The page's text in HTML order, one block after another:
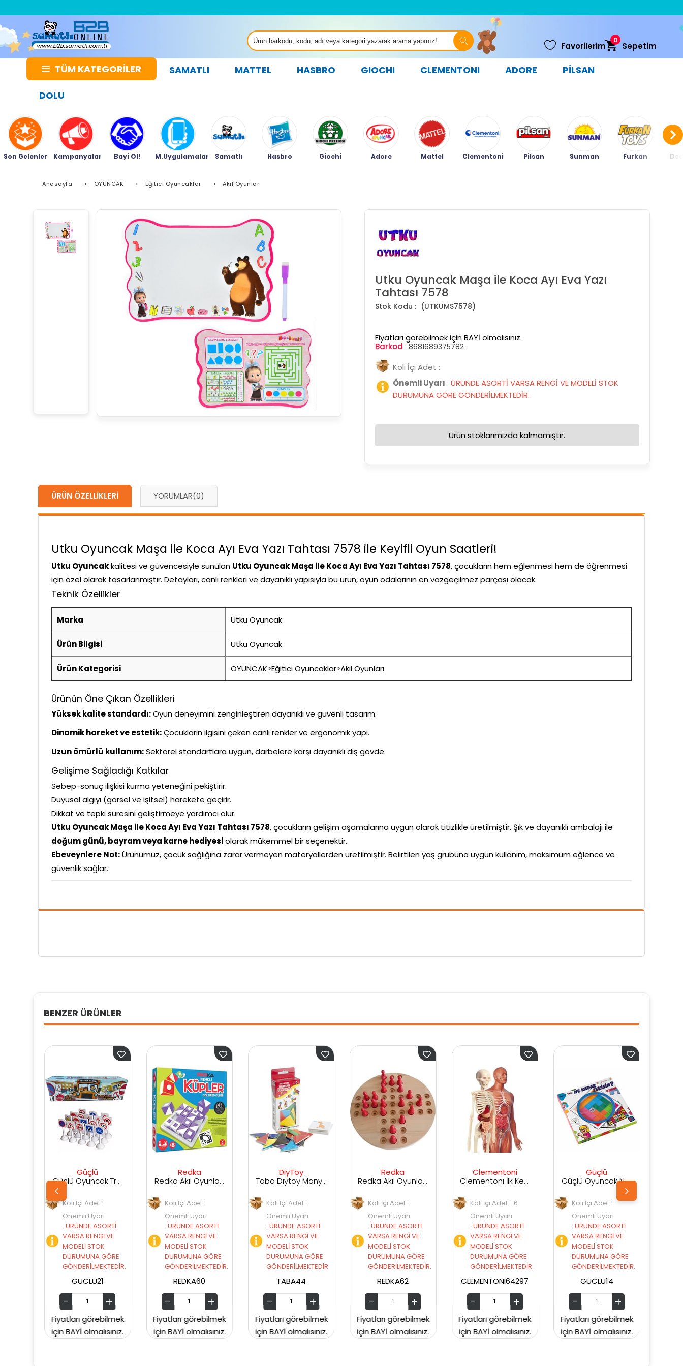
Sepetim
0
TÜM KATEGORİLER SAMATLI MATTEL HASBRO GIOCHI CLEMENTONI ADORE
PİLSAN
DOLU
Favorilerim
Son Gelenler Kampanyalar Bayi Ol! M.Uygulamalar Samatlı Hasbro Giochi Adore Mattel Clementoni Pilsan Sunman Furkan
Anasayfa > OYUNCAK > Eğitici Oyuncaklar > Akıl Oyunları
Utku Oyuncak Maşa ile Koca Ayı Eva Yazı
Tahtası 7578
(UTKUMS7578)
Fiyatları görebilmek için BAYİ olmalısınız.
Barkod : 8681689375782
Koli İçi Adet :
Önemli Uyarı : ÜRÜNDE ASORTİ VARSA RENGİ VE MODELİ STOK
DURUMUNA GÖRE GÖNDERİLMEKTEDİR.
Ürün stoklarımızda kalmamıştır.
ÜRÜN ÖZELLIKLERI YORUMLAR(0)
Utku Oyuncak Maşa ile Koca Ayı Eva Yazı Tahtası 7578 ile Keyifli Oyun Saatleri!
Utku Oyuncakkalitesi ve güvencesiyle sunulan Utku Oyuncak Maşa ile Koca Ayı Eva Yazı Tahtası 7578, çocukların hem eğlenmesi hem de öğrenmesi
için özel olarak tasarlanmıştır. Detayları, canlı renkleri ve dayanıklı yapısıyla bu ürün, oyun odalarının en vazgeçilmez parçası olacak.
Teknik Özellikler
Marka Utku Oyuncak
Ürün Bilgisi Utku Oyuncak
Ürün Kategorisi OYUNCAK>Eğitici Oyuncaklar>Akıl Oyunları
Ürünün Öne Çıkan Özellikleri
Yüksek kalite standardı:Oyun deneyimini zenginleştiren dayanıklı ve güvenli tasarım.
Dinamik hareket ve estetik:Çocukların ilgisini çeken canlı renkler ve ergonomik yapı.
Uzun ömürlü kullanım:Sektörel standartlara uygun, darbelere karşı dayanıklı dış gövde.
Gelişime Sağladığı Katkılar
Sebep-sonuç ilişkisi kurma yeteneğini pekiştirir.
Duyusal algıyı (görsel ve işitsel) harekete geçirir.
Dikkat ve tepki süresini geliştirmeye yardımcı olur.
Utku Oyuncak Maşa ile Koca Ayı Eva Yazı Tahtası 7578, çocukların gelişim aşamalarına uygun olarak titizlikle üretilmiştir. Şık ve dayanıklı ambalajı ile
doğum günü, bayram veya karne hediyesiolarak mükemmel bir seçenektir.
Ebeveynlere Not:Ürünümüz, çocuk sağlığına zarar vermeyen materyallerden üretilmiştir. Belirtilen yaş grubuna uygun kullanım, maksimum eğlence ve
güvenlik sağlar.
BENZER ÜRÜNLER
Güçlü Oyuncak Trafik İşaretleri
RENGİ VE
görebilmek
olmalısınız.
Redka Akıl Oyunları Renkli Küpler
Koli İçi Adet :
Önemli Uyarı
:ÜRÜNDE ASORTİ
VARSA RENGİ VE
MODELİ STOK
DURUMUNA GÖRE
GÖNDERİLMEKTEDİR.
Fiyatları görebilmek
için BAYİ olmalısınız.
Taba Diytoy Manyetik Zeka Oyunu Tangram
Koli İçi Adet :
Önemli Uyarı
:ÜRÜNDE ASORTİ
VARSA RENGİ VE
MODELİ STOK
DURUMUNA GÖRE
GÖNDERİLMEKTEDİR.
Fiyatları görebilmek
için BAYİ olmalısınız.
Redka Akıl Oyunları Solo Test
Koli İçi Adet :
Önemli Uyarı
:ÜRÜNDE ASORTİ
VARSA RENGİ VE
MODELİ STOK
DURUMUNA GÖRE
GÖNDERİLMEKTEDİR.
Fiyatları görebilmek
için BAYİ olmalısınız.
Clementoni İlk Keşiflerim İnsan Anatomisi 64297
Koli İçi Adet : 6
Önemli Uyarı
:ÜRÜNDE ASORTİ
VARSA RENGİ VE
MODELİ STOK
DURUMUNA GÖRE
GÖNDERİLMEKTEDİR.
CLEMENTONI64297
Fiyatları görebilmek
için BAYİ olmalısınız.
Koli İçi Adet :
Önemli Uyarı
:ÜRÜNDE ASORTİ
VARSA RENGİ VE
MODELİ STOK
DURUMUNA GÖRE
GÖNDERİLMEKTEDİR.
GUCLU14
Fiyatları görebilmek
için BAYİ olmalısınız.
Koli İçi Adet :
Önemli Uyarı
:ÜRÜNDE ASORTİ
VARSA RENGİ VE
MODELİ STOK
DURUMUNA GÖRE
GÖNDERİLMEKTEDİR.
Fiyatları görebilmek
için BAYİ olmalısınız.